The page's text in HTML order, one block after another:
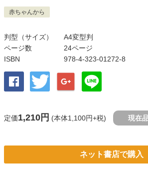
赤ちゃんから
判型（サイズ）
A4変型判
ページ数
24ページ
ISBN
978-4-323-01272-8
定価1,210円 (本体1,100円+税) 現在
ネット書店で購入